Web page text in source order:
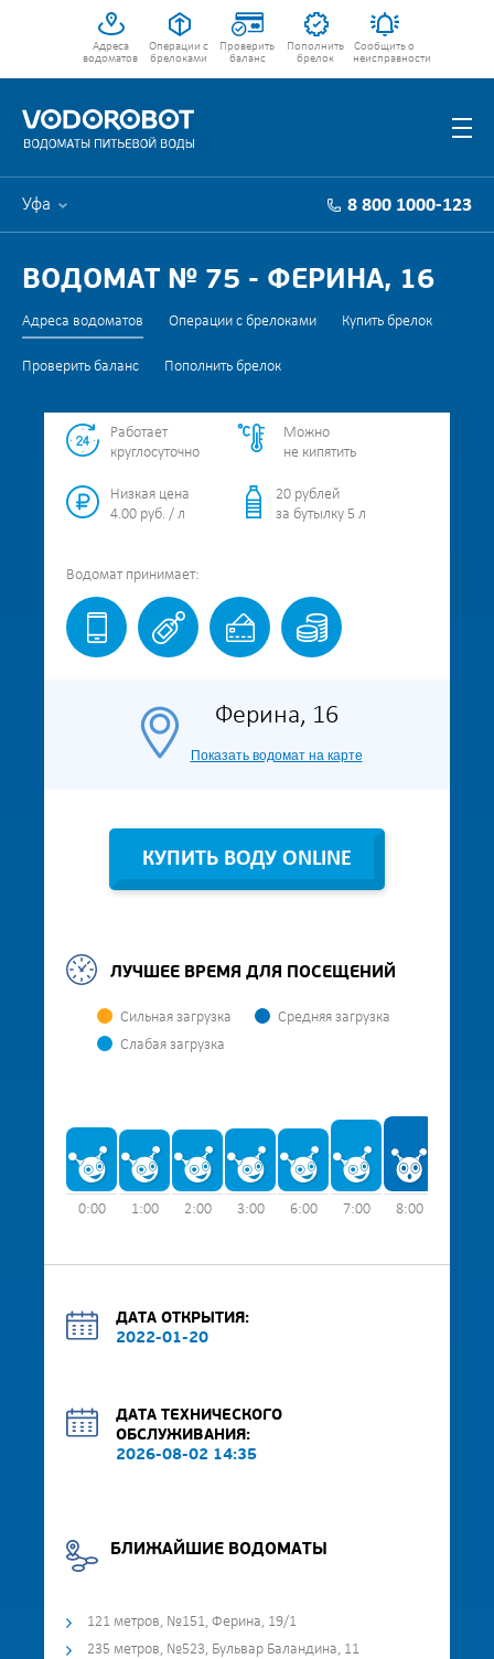
Адреса
водоматов
Операции с
брелоками
Проверить
баланс
Пополнить
брелок
Сообщить о
неисправности
Уфа 8 800 1000-123
ВОДОМАТ № 75 - ФЕРИНА, 16
Адреса водоматов Операции с брелоками Купить брелок
Проверить баланс Пополнить брелок
Работает
круглосуточно
Можно
не кипятить
Низкая цена
4.00 руб. / л
20 рублей
за бутылку 5 л
Водомат принимает:
Ферина, 16
Показать водомат на карте
КУПИТЬ ВОДУ ONLINE
ЛУЧШЕЕ ВРЕМЯ ДЛЯ ПОСЕЩЕНИЙ
Сильная загрузка
Средняя загрузка
Слабая загрузка
0:00 1:00 2:00 3:00 6:00 7:00 8:00
ДАТА ОТКРЫТИЯ:
2022-01-20
ДАТА ТЕХНИЧЕСКОГО
ОБСЛУЖИВАНИЯ:
2026-08-02 14:35
БЛИЖАЙШИЕ ВОДОМАТЫ
121 метров, №151, Ферина, 19/1
235 метров, №523, Бульвар Баландина, 11